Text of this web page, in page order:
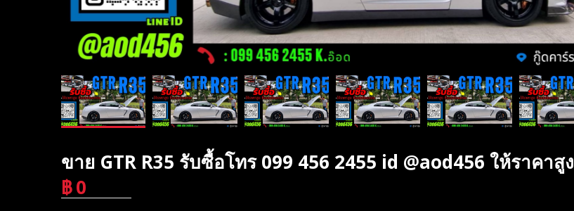
ขาย GTR R35 รับซื้อโทร 099 456 2455 id @aod456 ให้ราคาสูง
฿0